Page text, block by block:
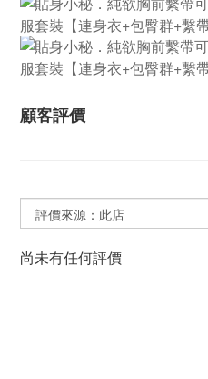
顧客評價
尚未有任何評價